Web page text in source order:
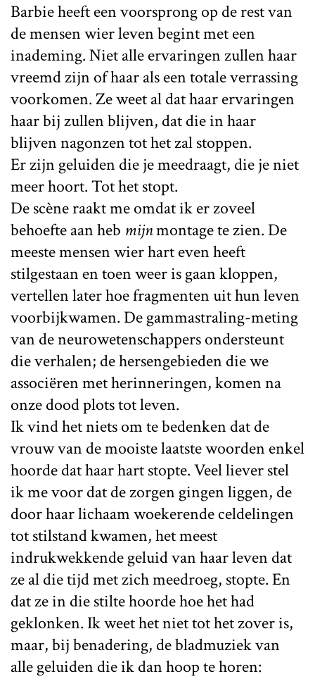
Barbie heeft een voorsprong op de rest van
de mensen wier leven begint met een
inademing. Niet alle ervaringen zullen haar
vreemd zijn of haar als een totale verrassing
voorkomen. Ze weet al dat haar ervaringen
haar bij zullen blijven, dat die in haar
blijven nagonzen tot het zal stoppen.
Er zijn geluiden die je meedraagt, die je niet
meer hoort. Tot het stopt.
De scène raakt me omdat ik er zoveel
behoefte aan heb mijnmontage te zien. De
meeste mensen wier hart even heeft
stilgestaan en toen weer is gaan kloppen,
vertellen later hoe fragmenten uit hun leven
voorbijkwamen. De gammastraling-meting
van de neurowetenschappers ondersteunt
die verhalen; de hersengebieden die we
associëren met herinneringen, komen na
onze dood plots tot leven.
Ik vind het niets om te bedenken dat de
vrouw van de mooiste laatste woorden enkel
hoorde dat haar hart stopte. Veel liever stel
ik me voor dat de zorgen gingen liggen, de
door haar lichaam woekerende celdelingen
tot stilstand kwamen, het meest
indrukwekkende geluid van haar leven dat
ze al die tijd met zich meedroeg, stopte. En
dat ze in die stilte hoorde hoe het had
geklonken. Ik weet het niet tot het zover is,
maar, bij benadering, de bladmuziek van
alle geluiden die ik dan hoop te horen: